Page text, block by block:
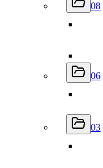
08
06
03